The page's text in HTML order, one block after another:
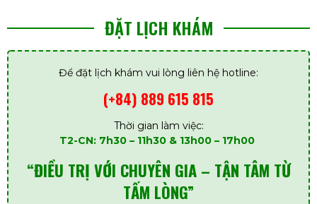
ĐẶT LỊCH KHÁM
Để đặt lịch khám vui lòng liên hệ hotline:
(+84) 889 615 815
Thời gian làm việc:
T2-CN: 7h30 – 11h30 & 13h00 – 17h00
“ĐIỀU TRỊ VỚI CHUYÊN GIA – TẬN TÂM TỪ
TẤM LÒNG”